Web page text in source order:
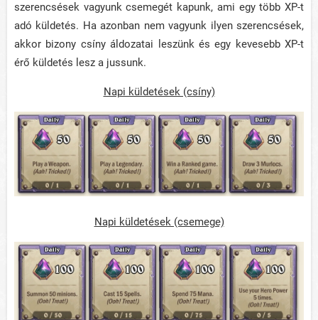
szerencsések vagyunk csemegét kapunk, ami egy több XP-t
adó küldetés. Ha azonban nem vagyunk ilyen szerencsések,
akkor bizony csíny áldozatai leszünk és egy kevesebb XP-t
érő küldetés lesz a jussunk.
Napi küldetések (csíny)
Napi küldetések (csemege)